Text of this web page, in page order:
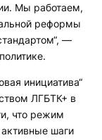
Мы работаем,
реформы
—
инициатива“
ЛГБТК+ в
что режим
шаги